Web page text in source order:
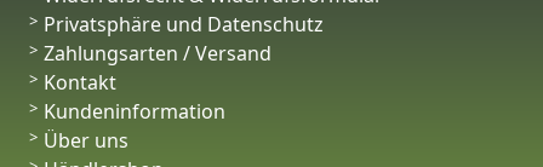
Privatsphäre und Datenschutz
Zahlungsarten / Versand
Kontakt
Kundeninformation
Über uns